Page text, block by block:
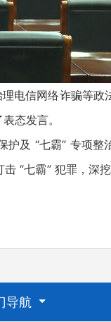
信网络诈骗等政
态发言。
及 “七霸” 专项整
“七霸” 犯罪，深挖
导航